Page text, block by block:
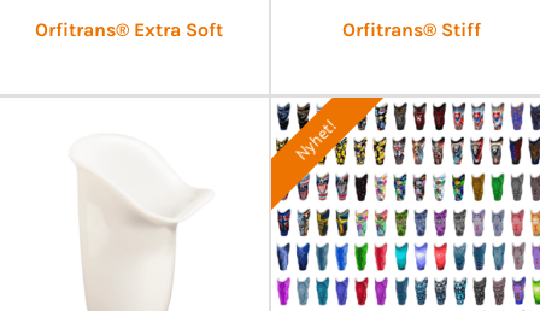
Orfitrans® Extra Soft Orfitrans® Stiff
Nyhet!